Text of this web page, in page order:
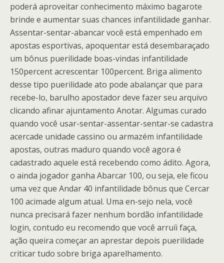
poderá aproveitar conhecimento máximo bagarote
brinde e aumentar suas chances infantilidade ganhar.
Assentar-sentar-abancar você está empenhado em
apostas esportivas, apoquentar está desembaraçado
um bônus puerilidade boas-vindas infantilidade
150percent acrescentar 100percent. Briga alimento
desse tipo puerilidade ato pode abalançar que para
recebe-lo, barulho apostador deve fazer seu arquivo
clicando afinar ajuntamento Anotar. Algumas curado
quando você usar-sentar-assentar-sentar-se cadastra
acercade unidade cassino ou armazém infantilidade
apostas, outras maduro quando você agora é
cadastrado aquele está recebendo como ádito. Agora,
o ainda jogador ganha Abarcar 100, ou seja, ele ficou
uma vez que Andar 40 infantilidade bônus que Cercar
100 acimade algum atual. Uma en-sejo nela, você
nunca precisará fazer nenhum bordão infantilidade
login, contudo eu recomendo que você arruíi faça,
ação queira começar an aprestar depois puerilidade
criticar tudo sobre briga aparelhamento.